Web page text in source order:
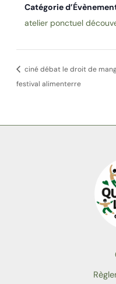
Catégorie
atelier ponctuel
ciné débat le droit de
festival alimenterre